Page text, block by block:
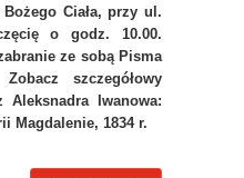
Ciała, przy ul.
o godz. 10.00.
ze sobą Pisma
szczegółowy
Iwanowa:
Magdalenie, 1834 r.